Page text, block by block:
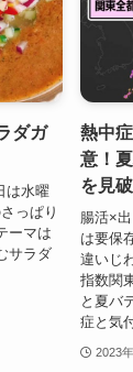
ダガ
は水曜
っぱり
ーマは
ラダ
熱中
意！
を見
腸活×
は要保
違いじ
指数関
と夏バ
症と気
2023